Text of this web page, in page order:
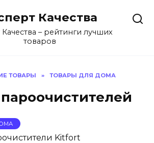
Качества
– рейтинги лучших
товаров
ТОВАРЫ » ТОВАРЫ ДЛЯ ДОМА